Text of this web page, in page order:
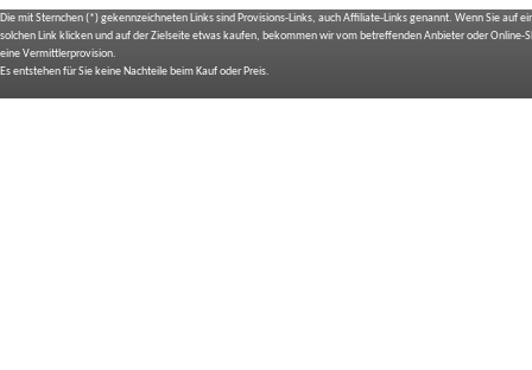
Die mit Sternchen (*) gekennzeichneten Links sind Provisions-Links, auch Affiliate-Links genannt. Wenn Sie auf
solchen Link klicken und auf der Zielseite etwas kaufen, bekommen wir vom betreffenden Anbieter oder Online-
eine Vermittlerprovision.
Es entstehen für Sie keine Nachteile beim Kauf oder Preis.